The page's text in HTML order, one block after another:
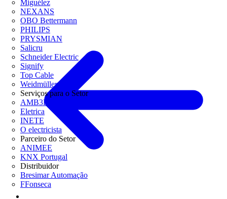
Miguélez
NEXANS
OBO Bettermann
PHILIPS
PRYSMIAN
Salicru
Schneider Electric
Signify
Top Cable
Weidmüller
Serviços para o Setor
AMB3E
Eletrica
INETE
O electricista
Parceiro do Setor
ANIMEE
KNX Portugal
Distribuidor
Bresimar Automação
FFonseca